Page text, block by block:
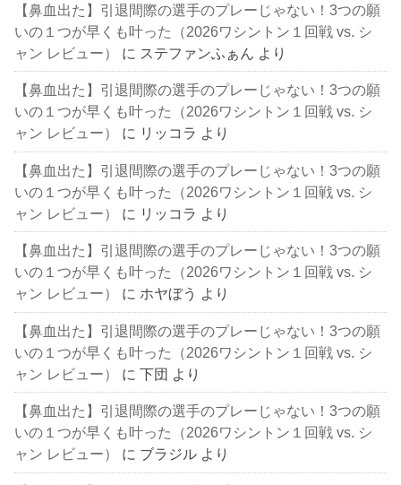
【鼻血出た】引退間際の選手のプレーじゃない！3つの願
いの１つが早くも叶った（2026ワシントン１回戦 vs. シ
ャン レビュー）
に ステファンふぁん より
【鼻血出た】引退間際の選手のプレーじゃない！3つの願
いの１つが早くも叶った（2026ワシントン１回戦 vs. シ
ャン レビュー）
に リッコラ より
【鼻血出た】引退間際の選手のプレーじゃない！3つの願
いの１つが早くも叶った（2026ワシントン１回戦 vs. シ
ャン レビュー）
に リッコラ より
【鼻血出た】引退間際の選手のプレーじゃない！3つの願
いの１つが早くも叶った（2026ワシントン１回戦 vs. シ
ャン レビュー）
に ホヤぼう より
【鼻血出た】引退間際の選手のプレーじゃない！3つの願
いの１つが早くも叶った（2026ワシントン１回戦 vs. シ
ャン レビュー）
に下団 より
【鼻血出た】引退間際の選手のプレーじゃない！3つの願
いの１つが早くも叶った（2026ワシントン１回戦 vs. シ
ャン レビュー）
に ブラジル より